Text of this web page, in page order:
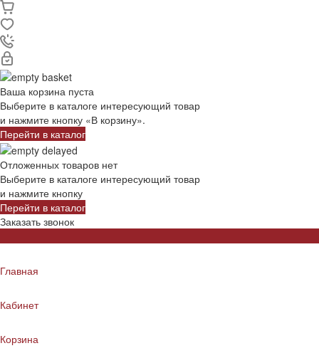
Ваша корзина пуста
Выберите в каталоге интересующий товар
и нажмите кнопку «В корзину».
Перейти в каталог
Отложенных товаров нет
Выберите в каталоге интересующий товар
и нажмите кнопку
Перейти в каталог
Заказать звонок
Главная
Кабинет
Корзина